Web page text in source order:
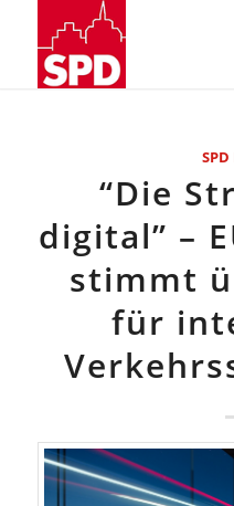
SPD
“Die
digital” –
stimmt
für